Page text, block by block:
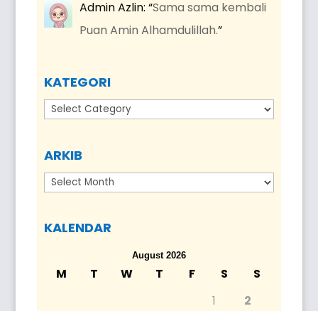
Admin Azlin: “Sama sama kembali
Puan Amin Alhamdulillah.”
KATEGORI
Kategori
ARKIB
Arkib
KALENDAR
August 2026
M T W T F S
S
1
2